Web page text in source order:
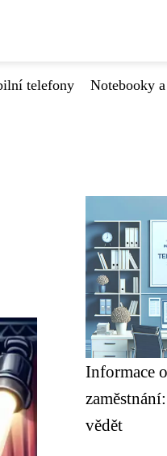
telefony Notebooky
Informace
vědět